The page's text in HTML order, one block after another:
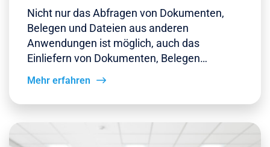
Nicht nur das Abfragen von Dokumenten,
Belegen und Dateien aus anderen
Anwendungen ist möglich, auch das
Einliefern von Dokumenten, Belegen…
Mehr erfahren